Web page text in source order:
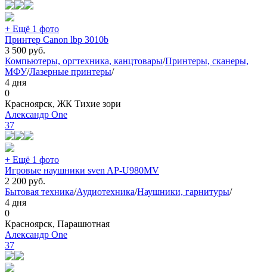
+ Ещё 1 фото
Принтер Canon lbp 3010b
3 500 руб.
Компьютеры, оргтехника, канцтовары/Принтеры, сканеры,
МФУ/Лазерные принтеры/
4 дня
0
Красноярск, ЖК Тихие зори
Александр One
37
+ Ещё 1 фото
Игровые наушники sven AP-U980MV
2 200 руб.
Бытовая техника/Аудиотехника/Наушники, гарнитуры/
4 дня
0
Красноярск, Парашютная
Александр One
37